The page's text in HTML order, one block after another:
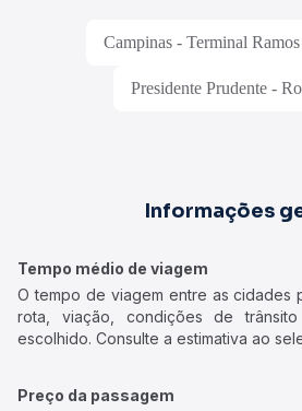
Campinas - Terminal
Presidente Prudente -
Informações
Tempo médio de viagem
O tempo de viagem entre as cidades
rota, viação, condições de
escolhido. Consulte a estimativa ao
Preço da passagem